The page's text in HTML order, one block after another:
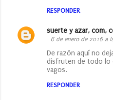
RESPONDER
suerte y azar, com,
6 de enero de 2016 a
De razón aquí no
disfruten de todo lo
vagos.
RESPONDER